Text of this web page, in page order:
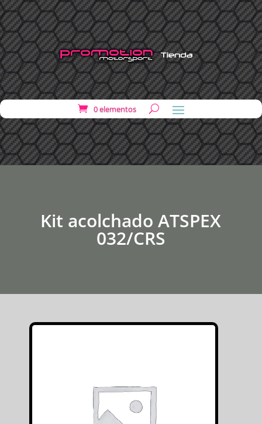
0 elementos
Kit acolchado ATSPEX
032/CRS